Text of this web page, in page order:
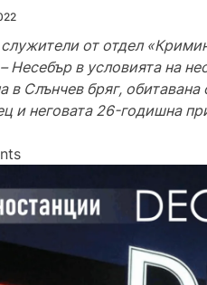
служители от отдел
Несебър в условията на
в Слънчев бряг,
и неговата 26-годишна